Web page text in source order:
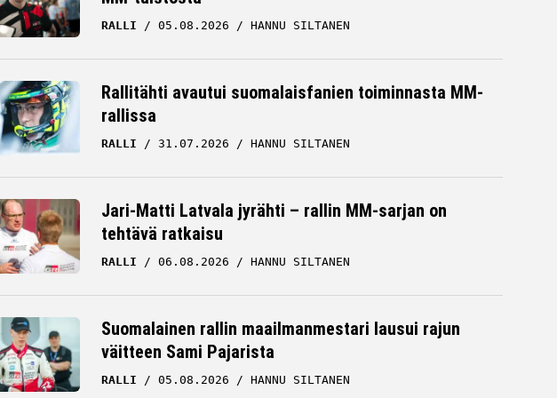
RALLI 05.08.2026 HANNU SILTANEN
Rallitähti avautui suomalaisfanien toiminnasta MM-
rallissa
RALLI 31.07.2026 HANNU SILTANEN
Jari-Matti Latvala jyrähti – rallin MM-sarjan on
tehtävä ratkaisu
RALLI 06.08.2026 HANNU SILTANEN
Suomalainen rallin maailmanmestari lausui rajun
väitteen Sami Pajarista
RALLI 05.08.2026 HANNU SILTANEN